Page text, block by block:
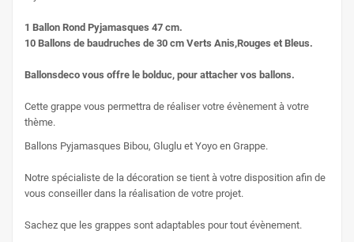
1 Ballon Rond Pyjamasques 47 cm.
10 Ballons de baudruches de 30 cm Verts Anis,Rouges et Bleus.
Ballonsdeco vous offre le bolduc, pour attacher vos ballons.
Cette grappe vous permettra de réaliser votre évènement à votre
thème.
Ballons Pyjamasques Bibou, Gluglu et Yoyo en Grappe.
Notre spécialiste de la décoration se tient à votre disposition afin de
vous conseiller dans la réalisation de votre projet.
Sachez que les grappes sont adaptables pour tout évènement.